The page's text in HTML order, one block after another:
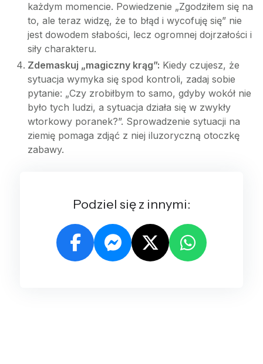
każdym momencie. Powiedzenie „Zgodziłem się na
to, ale teraz widzę, że to błąd i wycofuję się” nie
jest dowodem słabości, lecz ogromnej dojrzałości i
siły charakteru.
Zdemaskuj „magiczny krąg”: Kiedy czujesz, że
sytuacja wymyka się spod kontroli, zadaj sobie
pytanie: „Czy zrobiłbym to samo, gdyby wokół nie
było tych ludzi, a sytuacja działa się w zwykły
wtorkowy poranek?”. Sprowadzenie sytuacji na
ziemię pomaga zdjąć z niej iluzoryczną otoczkę
zabawy.
Podziel się z innymi: